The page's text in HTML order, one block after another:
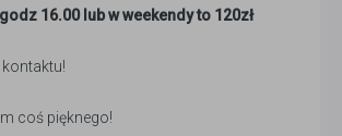
16.00 lub w weekendy to 120zł
coś pięknego!